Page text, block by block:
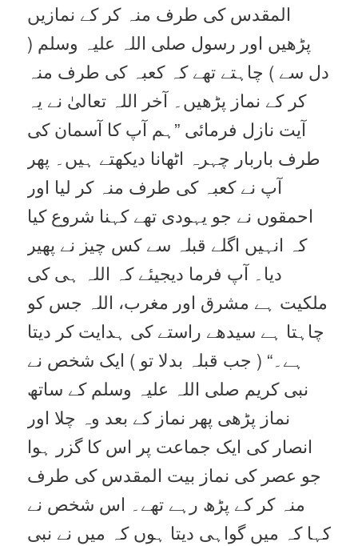
المقدس کی طرف منہ کر کے نمازیں
پڑھیں اور رسول صلی اللہ علیہ وسلم (
دل سے ) چاہتے تھے کہ کعبہ کی طرف منہ
کر کے نماز پڑھیں۔ آخر اللہ تعالیٰ نے یہ
آیت نازل فرمائی ”ہم آپ کا آسمان کی
طرف باربار چہرہ اٹھانا دیکھتے ہیں۔ پھر
آپ نے کعبہ کی طرف منہ کر لیا اور
احمقوں نے جو یہودی تھے کہنا شروع کیا
کہ انہیں اگلے قبلہ سے کس چیز نے پھیر
دیا۔ آپ فرما دیجیئے کہ اللہ ہی کی
ملکیت ہے مشرق اور مغرب، اللہ جس کو
چاہتا ہے سیدھے راستے کی ہدایت کر دیتا
ہے۔“ ( جب قبلہ بدلا تو ) ایک شخص نے
نبی کریم صلی اللہ علیہ وسلم کے ساتھ
نماز پڑھی پھر نماز کے بعد وہ چلا اور
انصار کی ایک جماعت پر اس کا گزر ہوا
جو عصر کی نماز بیت المقدس کی طرف
منہ کر کے پڑھ رہے تھے۔ اس شخص نے
کہا کہ میں گواہی دیتا ہوں کہ میں نے نبی